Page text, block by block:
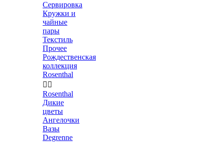
Сервировка
Кружки и
чайные
пары
Текстиль
Прочее
Рождественская
коллекция
Rosenthal
 
Rosenthal
Дикие
цветы
Ангелочки
Вазы
Degrenne